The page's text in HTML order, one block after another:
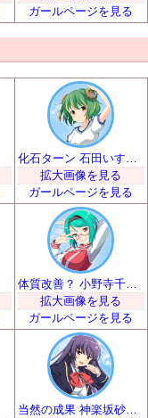
ガールページを見る
拡大画像を見る
ガールページを見る
体質改善？ 小野寺千鶴 | R
拡大画像を見る
ガールページを見る
当然の成果 神楽坂砂夜 | SR